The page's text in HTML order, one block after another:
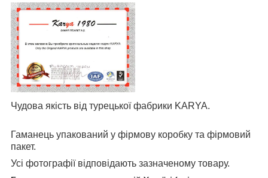
Чудова якість від турецької фабрики KARYA.
Гаманець упакований у фірмову коробку та фірмовий
пакет.
Усі фотографії відповідають зазначеному товару.